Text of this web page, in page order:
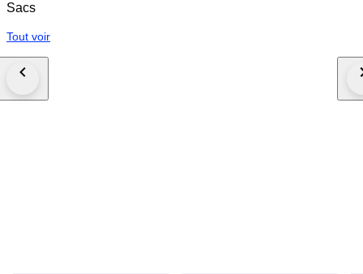
Sacs
Tout voir